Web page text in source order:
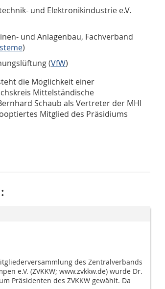
und Elektronikindustrie e.V.
und Anlagenbau, Fachverband
)
(VfW)
die Möglichkeit einer
Mittelständische
Schaub als Vertreter der MHI
Mitglied des Präsidiums
des Zentralverbands
e.V. (ZVKKW; www.zvkkw.de) wurde Dr.
Präsidenten des ZVKKW gewählt. Da